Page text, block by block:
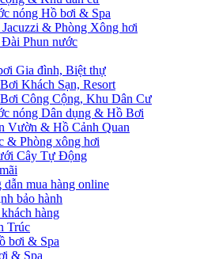
nóng Hồ bơi & Spa
& Phòng Xông hơi
Phun nước
Gia đình, Biệt thự
Khách Sạn, Resort
Công Cộng, Khu Dân Cư
nóng Dân dụng & Hồ Bơi
Vườn & Hồ Cảnh Quan
& Phòng xông hơi
Cây Tự Động
mua hàng online
bảo hành
hàng
Trúc
bơi & Spa
& Spa